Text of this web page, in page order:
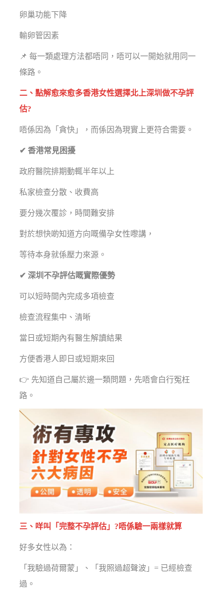
卵巢功能下降
輸卵管因素
📌 每一類處理方法都唔同，唔可以一開始就用同一
條路。
二、點解愈來愈多香港女性選擇北上深圳做不孕評
估?
唔係因為「貪快」，而係因為現實上更符合需要。
✔ 香港常見困擾
政府醫院排期動輒半年以上
私家檢查分散、收費高
要分幾次覆診，時間難安排
對於想快啲知道方向嘅備孕女性嚟講，
等待本身就係壓力來源。
✔ 深圳不孕評估嘅實際優勢
可以短時間內完成多項檢查
檢查流程集中、清晰
當日或短期內有醫生解讀結果
方便香港人即日或短期來回
👉 先知道自己屬於邊一類問題，先唔會白行冤枉
路。
三、咩叫「完整不孕評估」?唔係驗一兩樣就算
好多女性以為：
「我驗過荷爾蒙」、「我照過超聲波」= 已經檢查
過。